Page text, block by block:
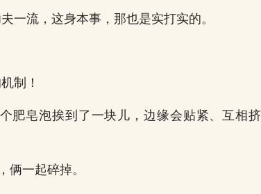
一流，这身本事，那也是实打实的。
制！
肥皂泡挨到了一块儿，边缘会贴紧、互相挤
俩一起碎掉。